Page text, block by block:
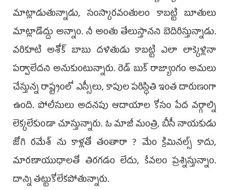
మాట్లాడుతున్నాడు, సంస్కారవంతులం కాబట్టి బూతులు
మాట్లాడొద్దు అన్నాం. నీ అంతు తేలుస్తానని బెదిరిస్తున్నాడు.
వరికూటి అశోక్ బాబు దళితుడు కాబట్టి ఎలా లాక్కెళ్లినా
పర్వాలేదని అనుకుంటున్నారు. రెడ్ బుక్ రాజ్యాంగం అమలు
చేస్తున్న రాష్ట్రంలో ఎస్సీలు, కాపుల పరిస్ధితి ఇంత దారుణంగా
ఉంది. పోలీసులు అదనపు ఆదాయాల కోసం పేద వర్గాల్ని
లెక్కలేకుండా చూస్తున్నారు. ఓ మాజీ మంత్రి, బీసీ నాయకుడు
జోగి రమేశ్ ను కాళ్లతో తంతారా ? మేం క్రిమినల్స్ కాదు,
మారణాయుధాలతో తిరగడం లేదు, కేవలం ప్రశ్నిస్తున్నాం.
దాన్ని తట్టుకోలేకపోతున్నారు.